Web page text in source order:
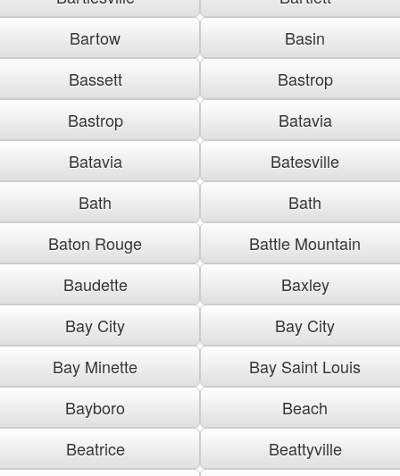
Bartow
Basin
Bassett
Bastrop
Bastrop
Batavia
Batavia
Batesville
Bath
Bath
Baton Rouge
Battle Mountain
Baudette
Baxley
Bay City
Bay City
Bay Minette
Bay Saint Louis
Bayboro
Beach
Beatrice
Beattyville